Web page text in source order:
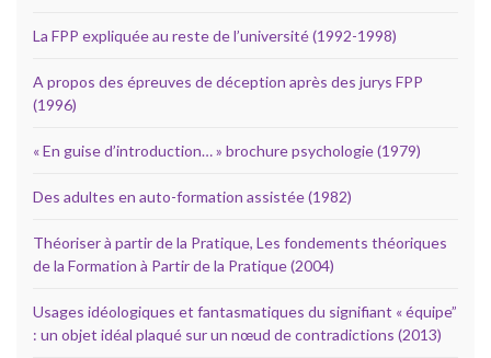
La FPP expliquée au reste de l’université (1992-1998)
A propos des épreuves de déception après des jurys FPP
(1996)
« En guise d’introduction… » brochure psychologie (1979)
Des adultes en auto-formation assistée (1982)
Théoriser à partir de la Pratique, Les fondements théoriques
de la Formation à Partir de la Pratique (2004)
Usages idéologiques et fantasmatiques du signifiant « équipe”
: un objet idéal plaqué sur un nœud de contradictions (2013)